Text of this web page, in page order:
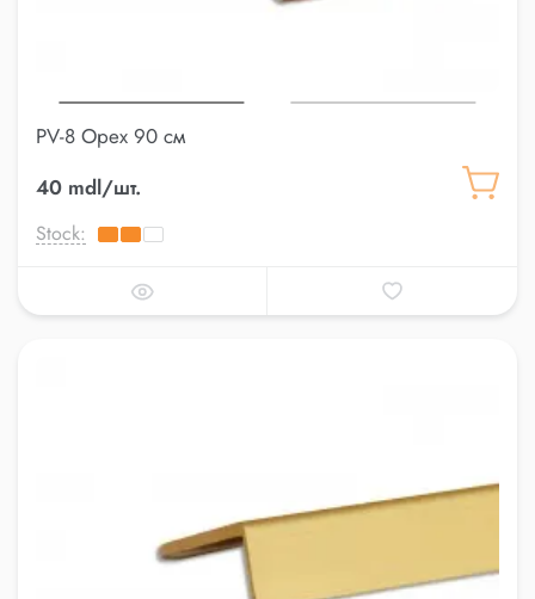
PV-8 Орех 90 см
40 mdl/шт.
Stock: